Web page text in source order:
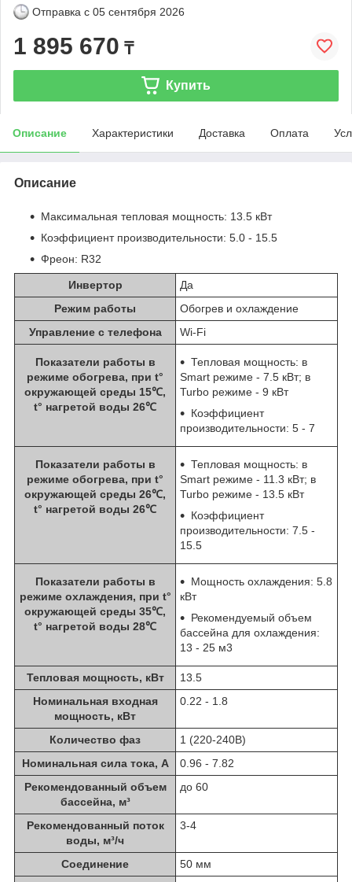
Отправка с 05 сентября 2026
1 895 670 ₸
Купить
Описание Характеристики Доставка Оплата
Описание
Максимальная тепловая мощность: 13.5 кВт
Коэффициент производительности: 5.0 - 15.5
Фреон: R32
Инвертор
Да
Режим работы
Обогрев и охлаждение
Управление с телефона
Wi-Fi
Показатели работы в
режиме обогрева, при t°
окружающей среды 15℃,
t° нагретой воды 26℃
Тепловая мощность: в
Smart режиме - 7.5 кВт; в
Turbo режиме - 9 кВт
Коэффициент
производительности: 5 - 7
Показатели работы в
режиме обогрева, при t°
окружающей среды 26℃,
t° нагретой воды 26℃
Тепловая мощность: в
Smart режиме - 11.3 кВт; в
Turbo режиме - 13.5 кВт
Коэффициент
производительности: 7.5 -
15.5
Показатели работы в
режиме охлаждения, при t°
окружающей среды 35℃,
t° нагретой воды 28℃
Мощность охлаждения: 5.8
кВт
Рекомендуемый объем
бассейна для охлаждения:
13 - 25 м3
Тепловая мощность, кВт
13.5
Номинальная входная
мощность, кВт
0.22 - 1.8
Количество фаз
1 (220-240В)
Номинальная сила тока, А
0.96 - 7.82
Рекомендованный объем
бассейна, м³
до 60
Рекомендованный поток
воды, м³/ч
3-4
Соединение
50 мм